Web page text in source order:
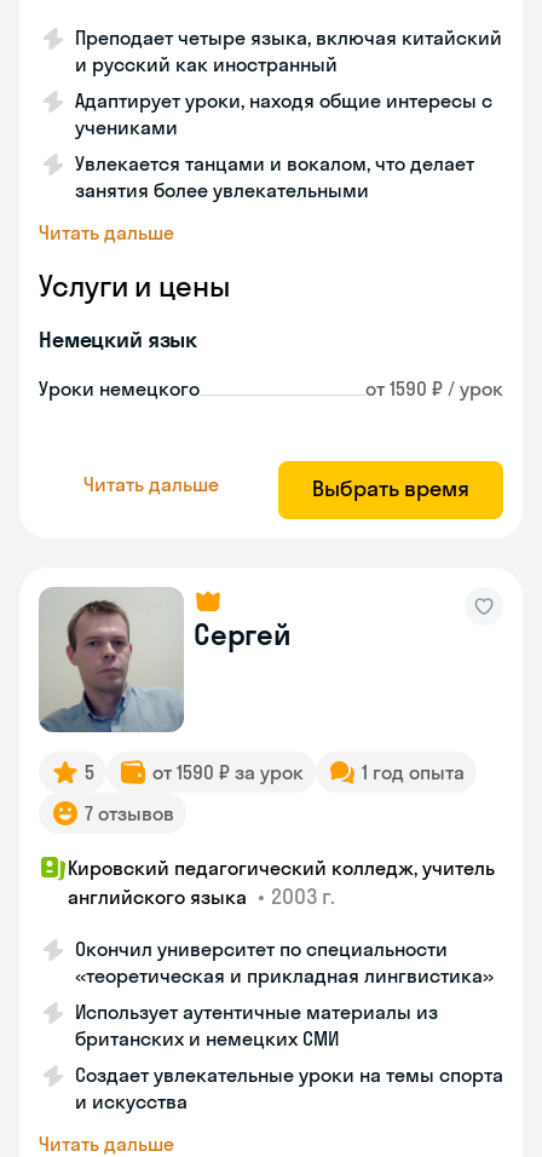
Преподает четыре языка, включая китайский
и русский как иностранный
Адаптирует уроки, находя общие интересы с
учениками
Увлекается танцами и вокалом, что делает
занятия более увлекательными
Читать дальше
Услуги и цены
Немецкий язык
Уроки немецкого от 1590 ₽ / урок
Читать дальше Выбрать время
Сергей
5 от 1590 ₽ за урок
1 год опыта
7 отзывов
Кировский педагогический колледж, учитель
английского языка • 2003 г.
Окончил университет по специальности
«теоретическая и прикладная лингвистика»
Использует аутентичные материалы из
британских и немецких СМИ
Создает увлекательные уроки на темы спорта
и искусства
Читать дальше